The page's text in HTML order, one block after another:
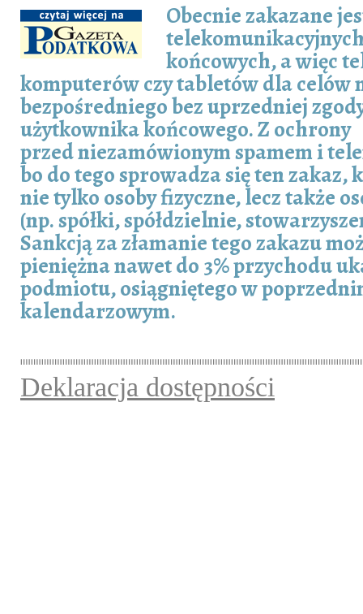
Obecnie zakazane
końcowych, a więc
komputerów czy tabletów dla celów
bezpośredniego bez uprzedniej
użytkownika końcowego. Z ochrony
przed niezamówionym spamem i
bo do tego sprowadza się ten zakaz,
nie tylko osoby fizyczne, lecz także
(np. spółki, spółdzielnie,
Sankcją za złamanie tego zakazu
pieniężna nawet do 3% przychodu
podmiotu, osiągniętego w
kalendarzowym.
Deklaracja dostępności